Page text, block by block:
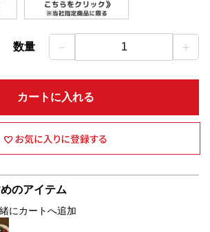
数量 － 1 ＋
カートに入れる
のアイテム
にカートへ追加